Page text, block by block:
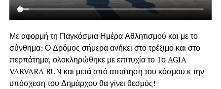
Με αφορμή τη Παγκόσμια Ημέρα Αθλητισμού και με το
σύνθημα: Ο Δρόμος σήμερα ανήκει στο τρέξιμο και στο
περπάτημα, ολοκληρώθηκε με επιτυχία το 1ο AGIA
VARVARA RUN και μετά από απαίτηση του κόσμου κ την
υπόσχεση του Δημάρχου θα γίνει θεσμός!